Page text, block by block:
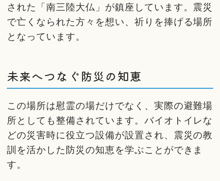
された「南三陸大仏」が鎮座しています。震災
で亡くなられた方々を想い、祈りを捧げる場所
となっています。
未来へつなぐ防災の知恵
この場所は慰霊の場だけでなく、実際の避難場
所としても整備されています。バイオトイレな
どの災害時に役立つ設備が設置され、震災の教
訓を活かした防災の知恵を学ぶことができま
す。